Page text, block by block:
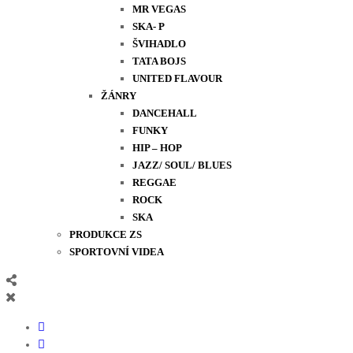
MR VEGAS
SKA- P
ŠVIHADLO
TATA BOJS
UNITED FLAVOUR
ŽÁNRY
DANCEHALL
FUNKY
HIP – HOP
JAZZ/ SOUL/ BLUES
REGGAE
ROCK
SKA
PRODUKCE ZS
SPORTOVNÍ VIDEA